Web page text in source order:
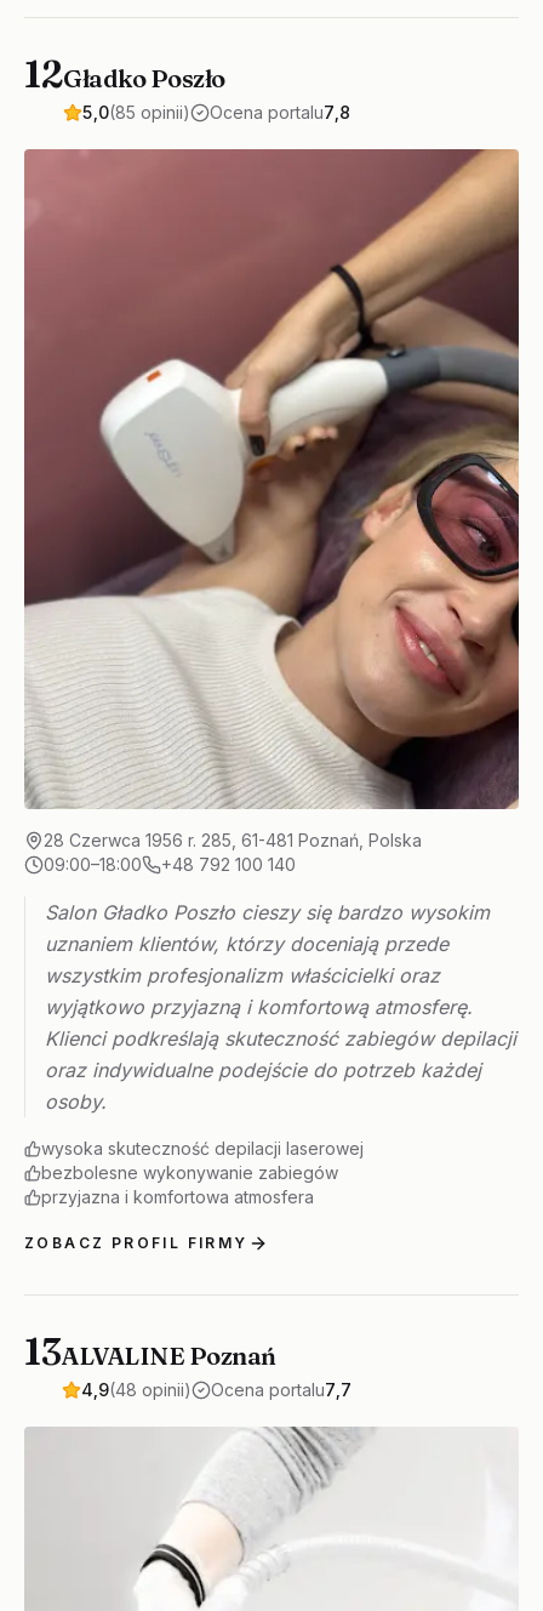
12Gładko Poszło
5,0(85 opinii) Ocena portalu7,8
28 Czerwca 1956 r. 285, 61-481 Poznań, Polska
09:00–18:00
+48 792 100 140
Salon Gładko Poszło cieszy się bardzo wysokim
uznaniem klientów, którzy doceniają przede
wszystkim profesjonalizm właścicielki oraz
wyjątkowo przyjazną i komfortową atmosferę.
Klienci podkreślają skuteczność zabiegów depilacji
oraz indywidualne podejście do potrzeb każdej
osoby.
wysoka skuteczność depilacji laserowej
bezbolesne wykonywanie zabiegów
przyjazna i komfortowa atmosfera
ZOBACZ PROFIL FIRMY
13ALVALINE Poznań
4,9(48 opinii) Ocena portalu7,7